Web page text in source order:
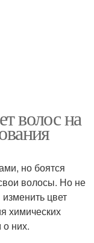
волос на
но боятся
волосы. Но не
цвет
химических
них.